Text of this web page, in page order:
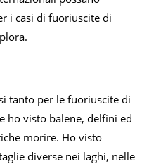
i casi di fuoriuscite di
tanto per le fuoriuscite di
ho visto balene, delfini ed
morire. Ho visto
diverse nei laghi, nelle